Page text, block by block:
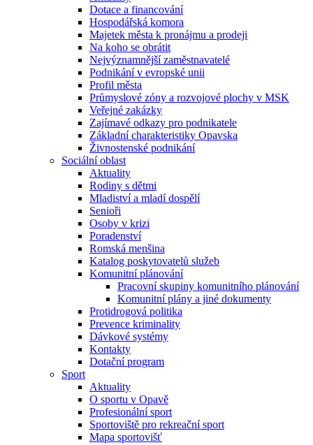
Dotace a financování
Hospodářská komora
Majetek města k pronájmu a prodeji
Na koho se obrátit
Nejvýznamnější zaměstnavatelé
Podnikání v evropské unii
Profil města
Průmyslové zóny a rozvojové plochy v MSK
Veřejné zakázky
Zajímavé odkazy pro podnikatele
Základní charakteristiky Opavska
Živnostenské podnikání
Sociální oblast
Aktuality
Rodiny s dětmi
Mladiství a mladí dospělí
Senioři
Osoby v krizi
Poradenství
Romská menšina
Katalog poskytovatelů služeb
Komunitní plánování
Pracovní skupiny komunitního plánování
Komunitní plány a jiné dokumenty
Protidrogová politika
Prevence kriminality
Dávkové systémy
Kontakty
Dotační program
Sport
Aktuality
O sportu v Opavě
Profesionální sport
Sportoviště pro rekreační sport
Mapa sportovišť